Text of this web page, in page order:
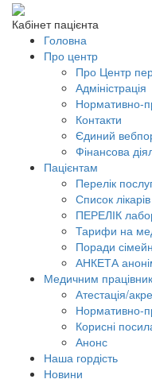
Кабінет пацієнта
Головна
Про центр
Про Центр
Адміністрація
Нормативно-
Контакти
Єдиний
Фінансова
Пацієнтам
Перелік
Список
ПЕРЕЛІК
Тарифи на
Поради
АНКЕТА
Медичним
Атестація/
Нормативно-
Корисні
Анонс
Наша гордість
Новини